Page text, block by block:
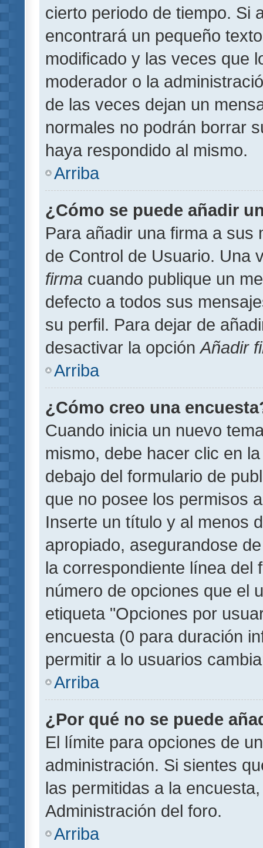
cierto periodo de tiempo. Si
encontrará un pequeño
modificado y las veces que
moderador o la
de las veces dejan un
normales no podrán borrar
haya respondido al mismo.
Arriba
¿Cómo se puede añadir
Para añadir una firma a sus
de Control de Usuario. Una
firma cuando publique un
defecto a todos sus
su perfil. Para dejar de
desactivar la opción Añadir
Arriba
¿Cómo creo una
Cuando inicia un nuevo
mismo, debe hacer clic en
debajo del formulario de
que no posee los permisos
Inserte un título y al menos
apropiado, asegurandose
la correspondiente línea del
número de opciones que el
etiqueta "Opciones por
encuesta (0 para duración
permitir a lo usuarios
Arriba
¿Por qué no se puede
El límite para opciones de
administración. Si sientes
las permitidas a la
Administración del foro.
Arriba